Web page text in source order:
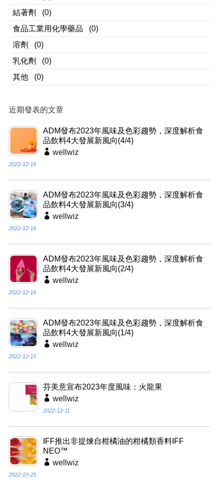
結著劑
(0)
食品工業用化學藥品
(0)
溶劑
(0)
乳化劑
(0)
其他
(0)
近期發表的文章
ADM發布2023年風味及色彩趨勢，深度解析食
品飲料4大發展新風向(4/4)
wellwiz
2022-12-16
ADM發布2023年風味及色彩趨勢，深度解析食
品飲料4大發展新風向(3/4)
wellwiz
2022-12-16
ADM發布2023年風味及色彩趨勢，深度解析食
品飲料4大發展新風向(2/4)
wellwiz
2022-12-16
ADM發布2023年風味及色彩趨勢，深度解析食
品飲料4大發展新風向(1/4)
wellwiz
2022-12-15
芬美意宣布2023年度風味：火龍果
wellwiz
2022-12-11
IFF推出非提煉自柑橘油的柑橘類香料IFF
NEO™
wellwiz
2022-10-25